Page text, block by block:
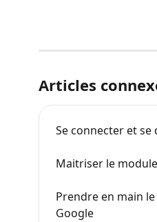
Articles
Se connecter et
Maitriser le
Prendre en main
Google